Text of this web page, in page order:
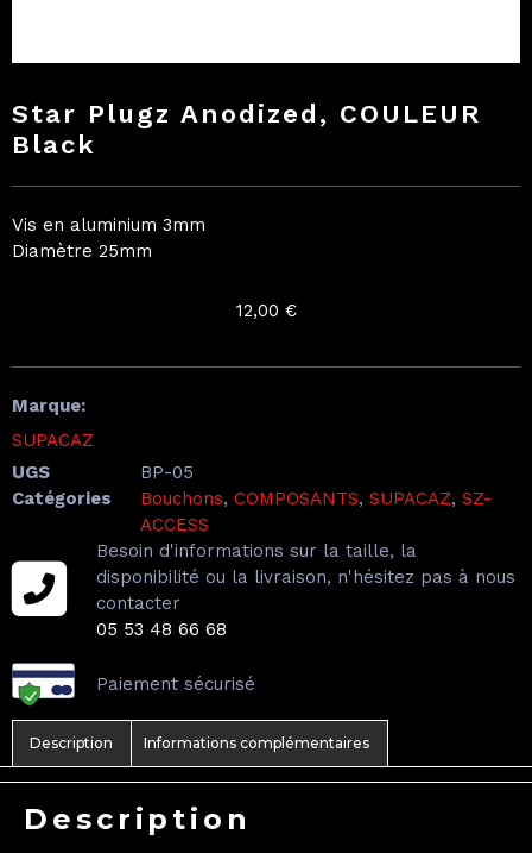
Star Plugz Anodized, COULEUR
Black
Vis en aluminium 3mm
Diamètre 25mm
12,00 €
Marque:
SUPACAZ
UGS
BP-05
Catégories
Bouchons, COMPOSANTS, SUPACAZ, SZ-
ACCESS
Besoin d'informations sur la taille, la
disponibilité ou la livraison, n'hésitez pas à nous
contacter
05 53 48 66 68
Paiement sécurisé
Description Informations complémentaires
Description